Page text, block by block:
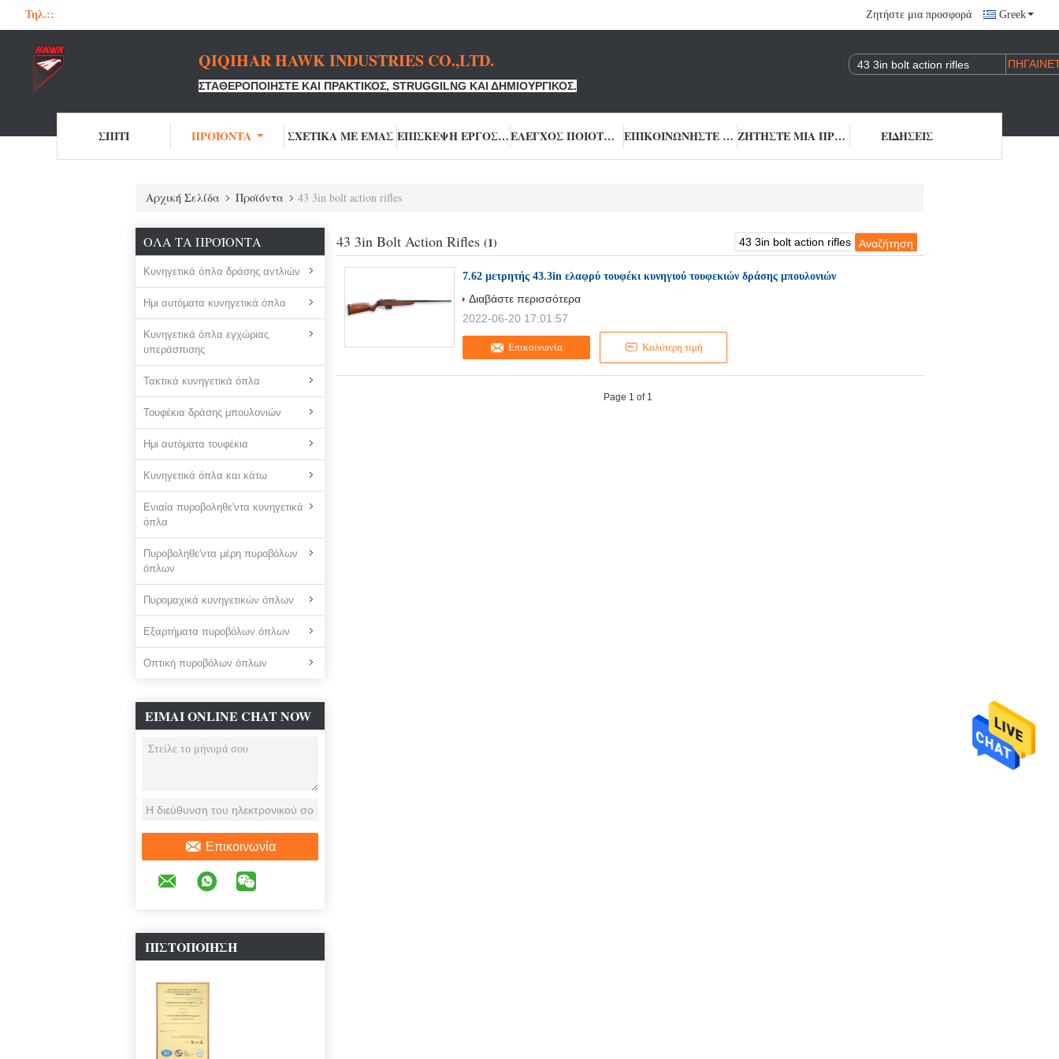
Τηλ.:: Ζητήστε μια προσφορά Greek
QIQIHAR HAWK INDUSTRIES CO.,LTD.
ΣΤΑΘΕΡΟΠΟΙΉΣΤΕ ΚΑΙ ΠΡΑΚΤΙΚΌΣ, STRUGGILNG ΚΑΙ ΔΗΜΙΟΥΡΓΙΚΌΣ.
ΣΠΊΤΙ ΠΡΟΪΌΝΤΑ ΣΧΕΤΙΚΆ ΜΕ ΕΜΆΣ ΕΠΙΣΚΕΨΉ ΕΡΓΟΣΤΑΣΊΟΥ ΈΛΕΓΧΟΣ ΠΟΙΌΤΗΤΑΣ ΕΠΙΚΟΙΝΩΝΉΣΤΕ ΜΑΖΊ ΜΑΣ ΖΗΤΉΣΤΕ ΜΙΑ ΠΡΟΣΦΟΡΆ ΕΙΔΉΣΕΙΣ
Αρχική Σελίδα Προϊόντα 43 3in bolt action rifles
ΌΛΑ ΤΑ ΠΡΟΪΌΝΤΑ
Κυνηγετικά όπλα δράσης αντλιών
Ημι αυτόματα κυνηγετικά όπλα
Κυνηγετικά όπλα εγχώριας
υπεράσπισης
Τακτικά κυνηγετικά όπλα
Τουφέκια δράσης μπουλονιών
Ημι αυτόματα τουφέκια
Κυνηγετικά όπλα και κάτω
Ενιαία πυροβοληθε'ντα κυνηγετικά
όπλα
Πυροβοληθε'ντα μέρη πυροβόλων
όπλων
Πυρομαχικά κυνηγετικών όπλων
Εξαρτήματα πυροβόλων όπλων
Οπτική πυροβόλων όπλων
ΕΊΜΑΙ ONLINE CHAT NOW
Επικοινωνία
ΠΙΣΤΟΠΟΊΗΣΗ
43 3in Bolt Action Rifles (1)
7.62 μετρητής 43.3in ελαφρύ τουφέκι κυνηγιού τουφεκιών δράσης μπουλονιών
Επικοινωνία Καλύτερη τιμή
Διαβάστε περισσότερα
2022-06-20 17:01:57
Page 1 of 1